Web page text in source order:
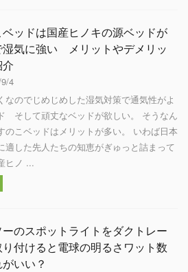
ッドは国産ヒノキの源ベッドが
湿気に強い メリットやデメリッ
介
4
なのでじめじめした湿気対策で通気性がよ
そして頑丈なベッドが欲しい。 そうなん
のこベッドはメリットが多い。 いわば日本
適した先人たちの知恵がぎゅっと詰まって
ヒノ ...
ーのスポットライトをダクトレー
り付けると電球の明るさワット数
いい？